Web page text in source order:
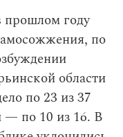
прошлом году
по
области
по 23 из 37
— по 10 из 16. В